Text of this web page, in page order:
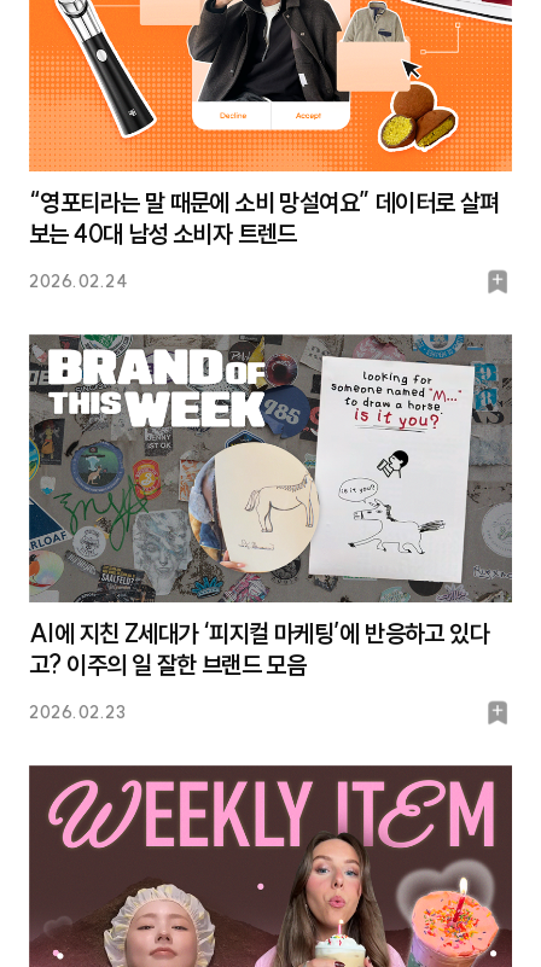
“영포티라는 말 때문에 소비 망설여요” 데이터로 살펴
보는 40대 남성 소비자 트렌드
2026.02.24
북
크
AI에 지친 Z세대가 ‘피지컬 마케팅’에 반응하고 있다
고? 이주의 일 잘한 브랜드 모음
2026.02.23
북
크